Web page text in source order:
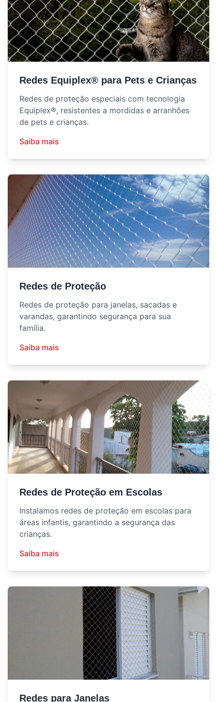
Redes Equiplex® para Pets e Crianças
Redes de proteção especiais com tecnologia
Equiplex®, resistentes a mordidas e arranhões
de pets e crianças.
Saiba mais
Redes de Proteção
Redes de proteção para janelas, sacadas e
varandas, garantindo segurança para sua
família.
Saiba mais
Redes de Proteção em Escolas
Instalamos redes de proteção em escolas para
áreas infantis, garantindo a segurança das
crianças.
Saiba mais
Redes para Janelas